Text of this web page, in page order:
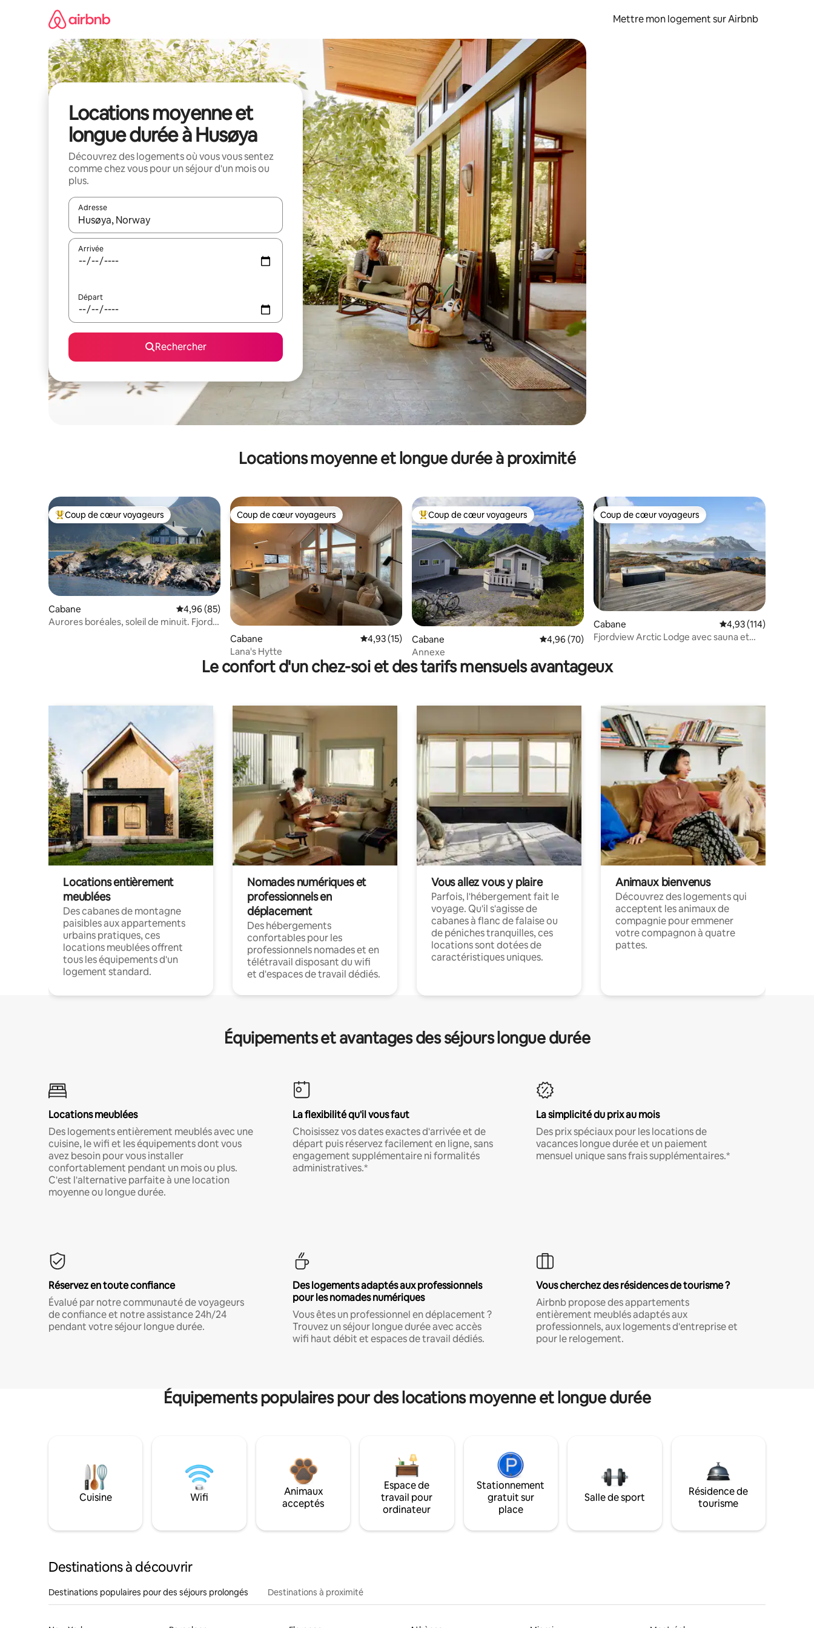
Mettre mon logement sur Airbnb
Locations moyenne et
longue durée à Husøya
Découvrez des logements où vous vous sentez
comme chez vous pour un séjour d'un mois ou
plus.
Adresse
Lorsque les résultats s'affichent, utilisez les flèches vers le haut et vers le bas pour les parcourir ou en appuyant et en faisant glisser.
Arrivée
Départ
Rechercher
Locations moyenne et longue durée à proximité
Coups de cœur voyageurs les plus appréciés
Coup de cœur voyageurs
Cabane Évaluation moyenne sur la base de 85 commentaires : 4,96 sur 5
4,96 (85)
Aurores boréales, soleil de minuit. Fjord,
Coup de cœur voyageurs
Coup de cœur voyageurs
Cabane Évaluation moyenne sur la base de 15 commentaires : 4,93 sur 5
4,93 (15)
Lana's Hytte
Coups de cœur voyageurs les plus appréciés
Coup de cœur voyageurs
Cabane Évaluation moyenne sur la base de 70 commentaires : 4,96 sur 5
4,96 (70)
Annexe
Coup de cœur voyageurs
Coup de cœur voyageurs
Cabane Évaluation moyenne
4,93 (114)
Fjordview Arctic Lodge avec sauna et
Le confort d'un chez-soi et des tarifs mensuels avantageux
Locations entièrement
meublées
Des cabanes de montagne
paisibles aux appartements
urbains pratiques, ces
locations meublées offrent
tous les équipements d'un
logement standard.
Nomades numériques et
professionnels en
déplacement
Des hébergements
confortables pour les
professionnels nomades et en
télétravail disposant du wifi
et d'espaces de travail dédiés.
Vous allez vous y plaire
Parfois, l'hébergement fait le
voyage. Qu'il s'agisse de
cabanes à flanc de falaise ou
de péniches tranquilles, ces
locations sont dotées de
caractéristiques uniques.
Animaux bienvenus
Découvrez des logements qui
acceptent les animaux de
compagnie pour emmener
votre compagnon à quatre
pattes.
Équipements et avantages des séjours longue durée
Locations meublées
Des logements entièrement meublés avec une
cuisine, le wifi et les équipements dont vous
avez besoin pour vous installer
confortablement pendant un mois ou plus.
C'est l'alternative parfaite à une location
moyenne ou longue durée.
La flexibilité qu'il vous faut
Choisissez vos dates exactes d'arrivée et de
départ puis réservez facilement en ligne, sans
engagement supplémentaire ni formalités
administratives.*
La simplicité du prix au mois
Des prix spéciaux pour les locations de
vacances longue durée et un paiement
mensuel unique sans frais supplémentaires.*
Réservez en toute confiance
Évalué par notre communauté de voyageurs
de confiance et notre assistance 24h/24
pendant votre séjour longue durée.
Des logements adaptés aux professionnels
pour les nomades numériques
Vous êtes un professionnel en déplacement ?
Trouvez un séjour longue durée avec accès
wifi haut débit et espaces de travail dédiés.
Vous cherchez des résidences de tourisme ?
Airbnb propose des appartements
entièrement meublés adaptés aux
professionnels, aux logements d'entreprise et
pour le relogement.
Équipements populaires pour des locations moyenne et longue durée
Cuisine Wifi
Animaux
acceptés
Espace de
travail pour
ordinateur
Stationnement
gratuit sur
place
Salle de sport
Résidence de
tourisme
Destinations à découvrir
Destinations populaires pour des séjours prolongés Destinations à proximité